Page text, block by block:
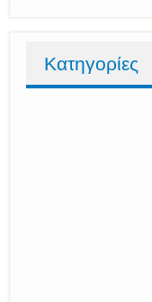
Κατηγορίες